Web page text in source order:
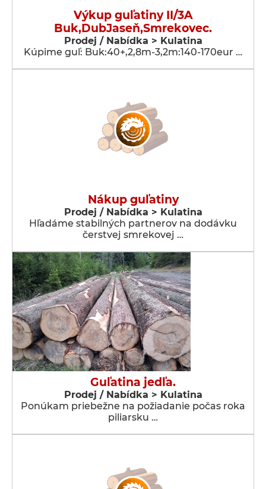
Výkup guľatiny II/3A
Buk,DubJaseň,Smrekovec.
Prodej / Nabídka > Kulatina
Kúpime guľ: Buk:40+,2,8m-3,2m:140-170eur …
Nákup guľatiny
Prodej / Nabídka > Kulatina
Hľadáme stabilných partnerov na dodávku
čerstvej smrekovej …
Guľatina jedľa.
Prodej / Nabídka > Kulatina
Ponúkam priebežne na požiadanie počas roka
piliarsku …